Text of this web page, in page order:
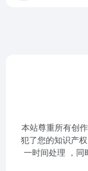
本站尊重所有创
犯了您的知识产
一时间处理 ，同